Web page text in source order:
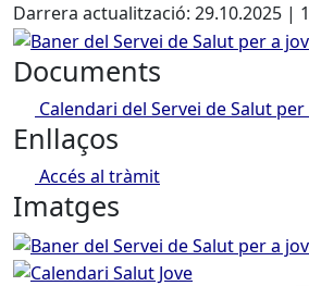
Darrera actualització: 29.10.2025 |
Baner del Servei de Salut per a joves
Documents
Calendari del Servei de Salut per
Enllaços
Accés al tràmit
Imatges
Baner del Servei de Salut per a joves